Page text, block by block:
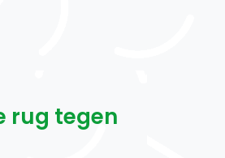
rug tegen